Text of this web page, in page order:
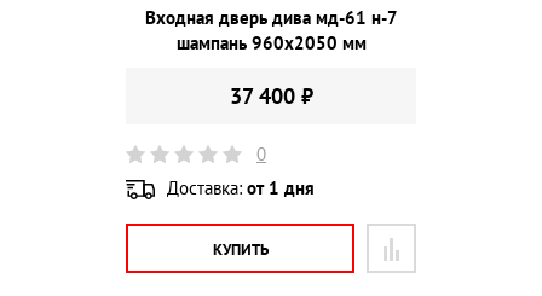
Входная дверь дива мд-61 н-7
шампань 960х2050 мм
37 400 ₽
0
Доставка: от 1 дня
КУПИТЬ